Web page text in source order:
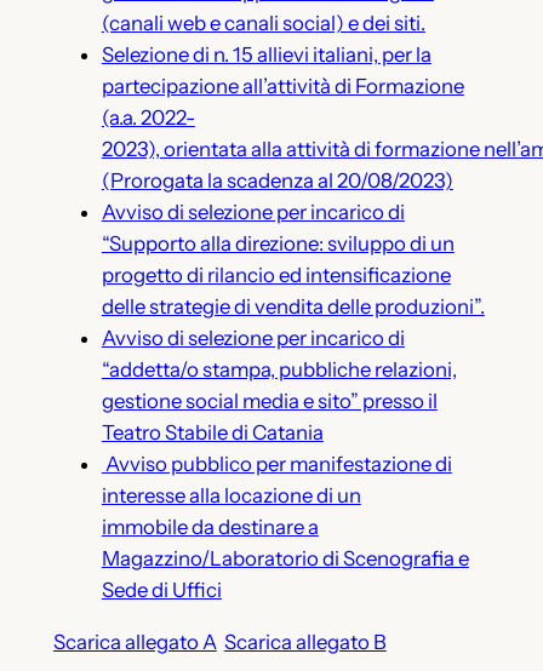
(canali web e canali social) e dei siti.
Selezione di n. 15 allievi italiani, per la
partecipazione all’attività di Formazione
(a.a. 2022-
2023), orientata alla attività di formazione
(Prorogata la scadenza al 20/08/2023)
Avviso di selezione per incarico di
“Supporto alla direzione: sviluppo di un
progetto di rilancio ed intensificazione
delle strategie di vendita delle produzioni”.
Avviso di selezione per incarico di
“addetta/o stampa, pubbliche relazioni,
gestione social media e sito” presso il
Teatro Stabile di Catania
Avviso pubblico per manifestazione di
interesse alla locazione di un
immobile da destinare a
Magazzino/Laboratorio di Scenografia e
Sede di Uffici
Scarica allegato A Scarica allegato B